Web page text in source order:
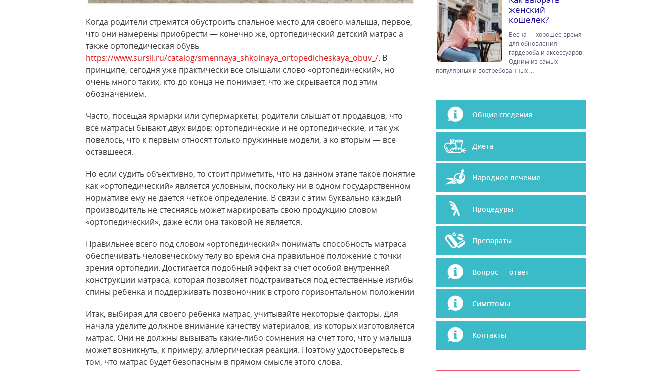
Когда родители стремятся обустроить спальное место для своего малыша, первое,
что они намерены приобрести — конечно же, ортопедический детский матрас а
также ортопедическая обувь
https://www.sursil.ru/catalog/smennaya_shkolnaya_ortopedicheskaya_obuv_/. В
принципе, сегодня уже практически все слышали слово «ортопедический», но
очень много таких, кто до конца не понимает, что же скрывается под этим
обозначением.
Часто, посещая ярмарки или супермаркеты, родители слышат от продавцов, что
все матрасы бывают двух видов: ортопедические и не ортопедические, и так уж
повелось, что к первым относят только пружинные модели, а ко вторым — все
оставшееся.
Но если судить объективно, то стоит приметить, что на данном этапе такое понятие
как «ортопедический» является условным, поскольку ни в одном государственном
нормативе ему не дается четкое определение. В связи с этим буквально каждый
производитель не стесняясь может маркировать свою продукцию словом
«ортопедический», даже если она таковой не является.
Правильнее всего под словом «ортопедический» понимать способность матраса
обеспечивать человеческому телу во время сна правильное положение с точки
зрения ортопедии. Достигается подобный эффект за счет особой внутренней
конструкции матраса, которая позволяет подстраиваться под естественные изгибы
спины ребенка и поддерживать позвоночник в строго горизонтальном положении
Итак, выбирая для своего ребенка матрас, учитывайте некоторые факторы. Для
начала уделите должное внимание качеству материалов, из которых изготовляется
матрас. Они не должны вызывать какие-либо сомнения на счет того, что у малыша
может возникнуть, к примеру, аллергическая реакция. Поэтому удостоверьтесь в
том, что матрас будет безопасным в прямом смысле этого слова.
женский
кошелек?
Весна — хорошее время
для обновления
гардероба и аксессуаров.
Одним из самых
популярных и востребованных …
Общие сведения
Диета
Народное лечение
Процедуры
Препараты
Вопрос — ответ
Симптомы
Контакты